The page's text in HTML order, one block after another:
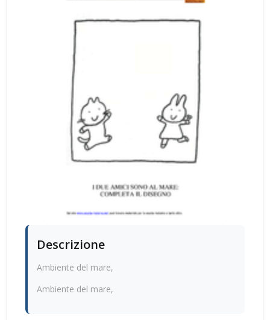
Descrizione
Ambiente del mare,
Ambiente del mare,